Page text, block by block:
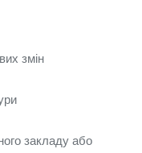
змін
закладу або